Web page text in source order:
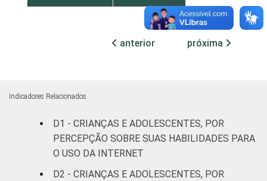
Até
Fundamental
Médio ou
mais
FAIXA ETÁRIA
De 9 a 10
-
anterior próxima
Indicadores Relacionados
D1 - CRIANÇAS E ADOLESCENTES, POR
PERCEPÇÃO SOBRE SUAS HABILIDADES PARA
O USO DA INTERNET
D2 - CRIANÇAS E ADOLESCENTES, POR